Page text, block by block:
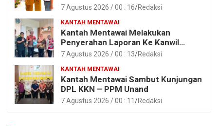
Paskibraka Tahun 2026
7 Agustus 2026 / 00 : 16 Redaksi
KANTAH MENTAWAI
Kantah Mentawai Melakukan
Penyerahan Laporan Ke Kanwil
Kemen ATR/BPN RI Sumbar
7 Agustus 2026 / 00 : 13 Redaksi
KANTAH MENTAWAI
Kantah Mentawai Sambut Kunjungan
DPL KKN – PPM Unand
7 Agustus 2026 / 00 : 11 Redaksi